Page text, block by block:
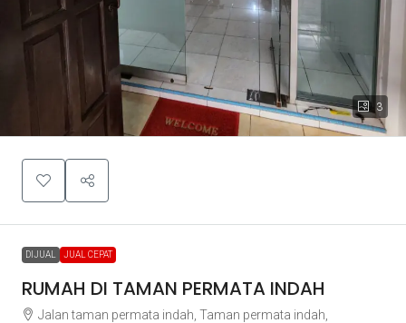
3
DIJUAL JUAL CEPAT
RUMAH DI TAMAN PERMATA INDAH
Jalan taman permata indah, Taman permata indah,